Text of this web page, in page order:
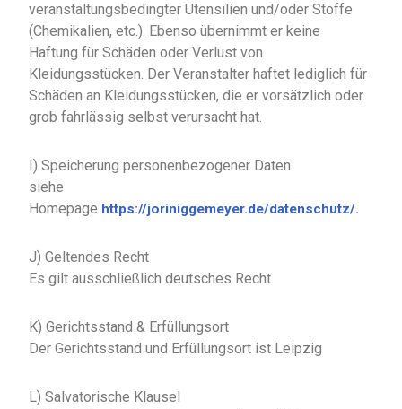
veranstaltungsbedingter Utensilien und/oder Stoffe
(Chemikalien, etc.). Ebenso übernimmt er keine
Haftung für Schäden oder Verlust von
Kleidungsstücken. Der Veranstalter haftet lediglich für
Schäden an Kleidungsstücken, die er vorsätzlich oder
grob fahrlässig selbst verursacht hat.
I) Speicherung personenbezogener Daten
siehe
Homepage https://joriniggemeyer.de/datenschutz/.
J) Geltendes Recht
Es gilt ausschließlich deutsches Recht.
K) Gerichtsstand & Erfüllungsort
Der Gerichtsstand und Erfüllungsort ist Leipzig
L) Salvatorische Klausel